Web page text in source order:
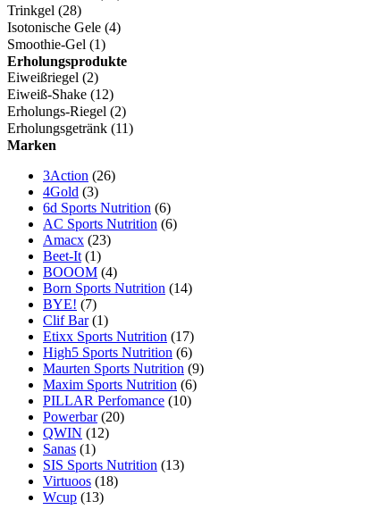
Trinkgel (28)
Isotonische Gele (4)
Smoothie-Gel (1)
Erholungsprodukte
Eiweißriegel (2)
Eiweiß-Shake (12)
Erholungs-Riegel (2)
Erholungsgetränk (11)
Marken
3Action (26)
4Gold (3)
6d Sports Nutrition (6)
AC Sports Nutrition (6)
Amacx (23)
Beet-It (1)
BOOOM (4)
Born Sports Nutrition (14)
BYE! (7)
Clif Bar (1)
Etixx Sports Nutrition (17)
High5 Sports Nutrition (6)
Maurten Sports Nutrition (9)
Maxim Sports Nutrition (6)
PILLAR Perfomance (10)
Powerbar (20)
QWIN (12)
Sanas (1)
SIS Sports Nutrition (13)
Virtuoos (18)
Wcup (13)